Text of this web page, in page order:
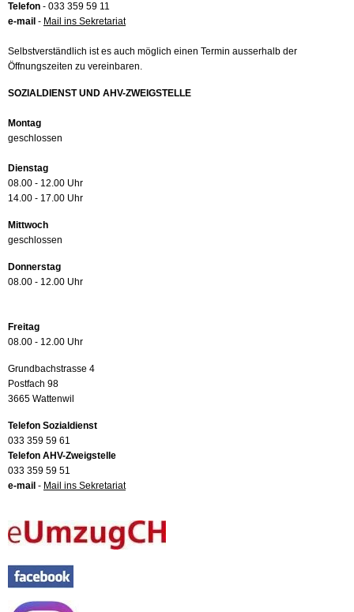
Telefon - 033 359 59 11
e-mail - Mail ins Sekretariat
Selbstverständlich ist es auch möglich einen Termin ausserhalb der
Öffnungszeiten zu vereinbaren.
SOZIALDIENST UND AHV-ZWEIGSTELLE
Montag
geschlossen
Dienstag
08.00 - 12.00 Uhr
14.00 - 17.00 Uhr
Mittwoch
geschlossen
Donnerstag
08.00 - 12.00 Uhr
Freitag
08.00 - 12.00 Uhr
Grundbachstrasse 4
Postfach 98
3665 Wattenwil
Telefon Sozialdienst
033 359 59 61
Telefon AHV-Zweigstelle
033 359 59 51
e-mail - Mail ins Sekretariat